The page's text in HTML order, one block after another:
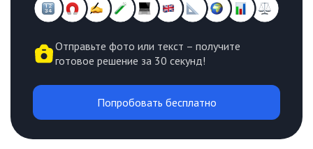
Отправьте фото или текст – получите
готовое решение за 30 секунд!
Попробовать бесплатно